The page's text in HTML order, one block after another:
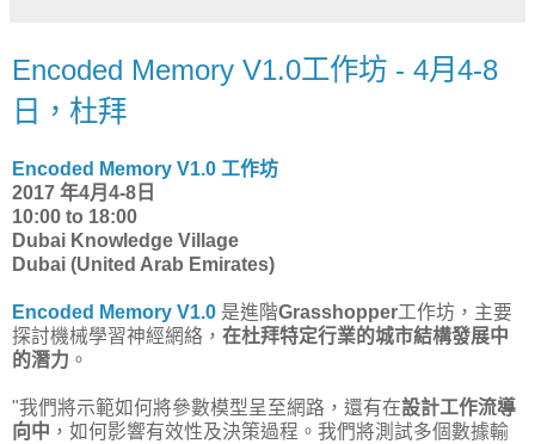
Encoded Memory V1.0工作坊 - 4月4-8
日，杜拜
Encoded Memory V1.0 工作坊
2017 年4月4-8日
10:00 to 18:00
Dubai Knowledge Village
Dubai (United Arab Emirates)
Encoded Memory V1.0 是進階Grasshopper工作坊，主要
探討機械學習神經網絡， 在杜拜特定行業的城市結構發展中
的潛力 。
"我們將示範如何將參數模型呈至網路，還有在設計工作流導
向中 ，如何影響有效性及決策過程。我們將測試多個數據輸